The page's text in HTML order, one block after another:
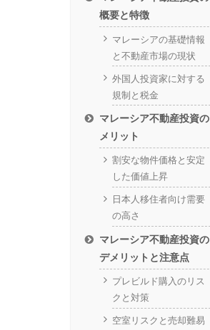
概要と特徴
マレーシアの基礎情報
と不動産市場の現状
外国人投資家に対する
規制と税金
マレーシア不動産投資の
メリット
割安な物件価格と安定
した価値上昇
日本人移住者向け需要
の高さ
マレーシア不動産投資の
デメリットと注意点
プレビルド購入のリス
クと対策
空室リスクと売却難易